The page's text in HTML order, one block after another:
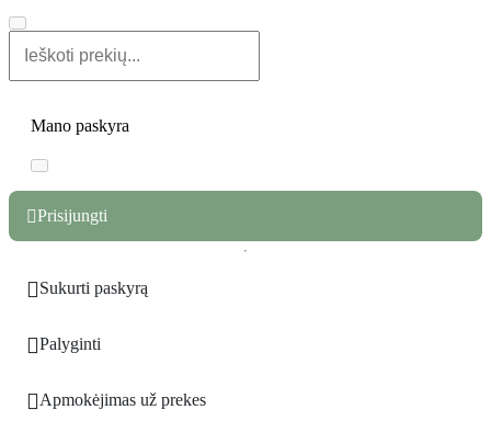
Mano paskyra
Prisijungti
Sukurti paskyrą
Palyginti
Apmokėjimas už prekes